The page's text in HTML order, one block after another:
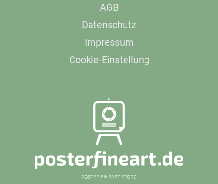
AGB
Datenschutz
Impressum
Cookie-Einstellung